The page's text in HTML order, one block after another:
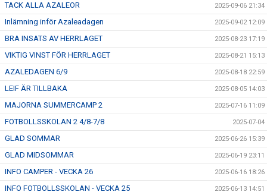
TACK ALLA AZALEOR 2025-09-06 21:34
Inlämning inför Azaleadagen 2025-09-02 12:09
BRA INSATS AV HERRLAGET 2025-08-23 17:19
VIKTIG VINST FÖR HERRLAGET 2025-08-21 15:13
AZALEDAGEN 6/9 2025-08-18 22:59
LEIF ÄR TILLBAKA 2025-08-05 14:03
MAJORNA SUMMERCAMP 2 2025-07-16 11:09
FOTBOLLSSKOLAN 2 4/8-7/8 2025-07-04
GLAD SOMMAR 2025-06-26 15:39
GLAD MIDSOMMAR 2025-06-19 23:11
INFO CAMPER - VECKA 26 2025-06-16 18:26
INFO FOTBOLLSSKOLAN - VECKA 25 2025-06-13 14:51